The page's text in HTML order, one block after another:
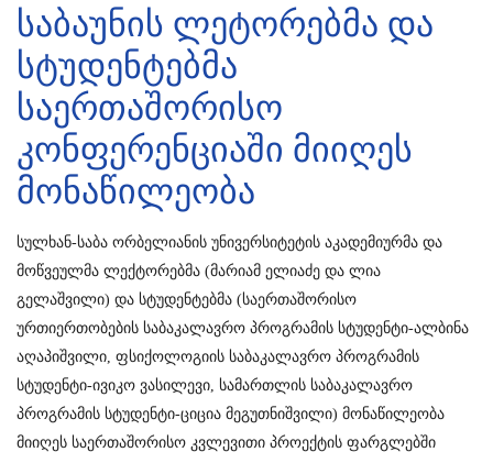
საბაუნის ლეტორებმა და
სტუდენტებმა
საერთაშორისო
კონფერენციაში მიიღეს
მონაწილეობა
სულხან-საბა ორბელიანის უნივერსიტეტის აკადემიურმა და
მოწვეულმა ლექტორებმა (მარიამ ელიაძე და ლია
გელაშვილი) და სტუდენტებმა (საერთაშორისო
ურთიერთობების საბაკალავრო პროგრამის სტუდენტი-ალბინა
აღაპიშვილი, ფსიქოლოგიის საბაკალავრო პროგრამის
სტუდენტი-ივიკო ვასილევი, სამართლის საბაკალავრო
პროგრამის სტუდენტი-ციცია მეგუთნიშვილი) მონაწილეობა
მიიღეს საერთაშორისო კვლევითი პროექტის ფარგლებში